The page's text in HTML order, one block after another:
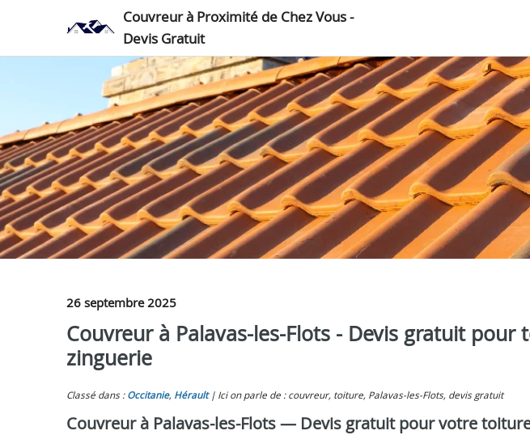
Couvreur à Proximité de Chez Vous -
Devis Gratuit
26 septembre 2025
Couvreur à Palavas-les-Flots - Devis gratuit
zinguerie
Classé dans : Occitanie, Hérault Ici on parle de : couvreur, toiture, Palavas-les-Flots, devis gratuit
Couvreur à Palavas-les-Flots — Devis gratuit pour votre